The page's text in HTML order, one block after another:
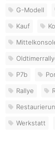
G-Modell
Kauf
P7b
Rallye
Werkstatt